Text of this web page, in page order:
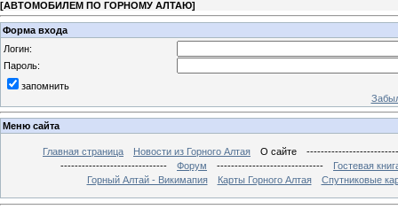
[АВТОМОБИЛЕМ ПО ГОРНОМУ АЛТАЮ]
Форма входа
Логин:
Пароль:
запомнить
Меню сайта
Главная страница Новости из Горного Алтая О сайте
------------------------------
Форум ------------------------------
Гостевая
Горный Алтай - Викимапия
Карты Горного Алтая Спутниковые